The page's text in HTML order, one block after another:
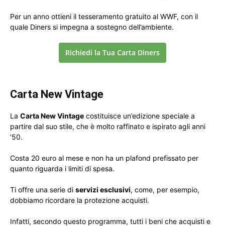
Per un anno ottieni il tesseramento gratuito al WWF, con il
quale Diners si impegna a sostegno dell’ambiente.
Richiedi la Tua Carta Diners
Carta New Vintage
La Carta New Vintage costituisce un’edizione speciale a
partire dal suo stile, che è molto raffinato e ispirato agli anni
’50.
Costa 20 euro al mese e non ha un plafond prefissato per
quanto riguarda i limiti di spesa.
Ti offre una serie di servizi esclusivi, come, per esempio,
dobbiamo ricordare la protezione acquisti.
Infatti, secondo questo programma, tutti i beni che acquisti e